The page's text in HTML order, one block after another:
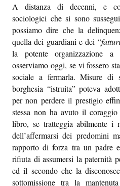
A distanza di decenni, e
sociologici che si sono
possiamo dire che la
quella dei guardiani e dei “fatturi
la potente organizzazione a
osserviamo oggi, se vi fossero
sociale a fermarla. Misure di
borghesia “istruita” poteva
per non perdere il prestigio
stessa non ha avuto il
libro, se tratteggia abilmente i
dell’affermarsi dei predomini
rapporto di forza tra un
rifiuta di assumersi la paternità
ed il secondo che la
sottomissione tra la